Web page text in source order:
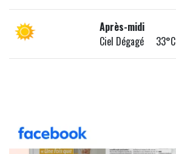
Après-midi
Ciel Dégagé 33°C